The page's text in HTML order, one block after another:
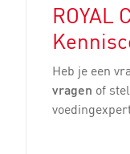
ROYAL
Heb je een
vragen of